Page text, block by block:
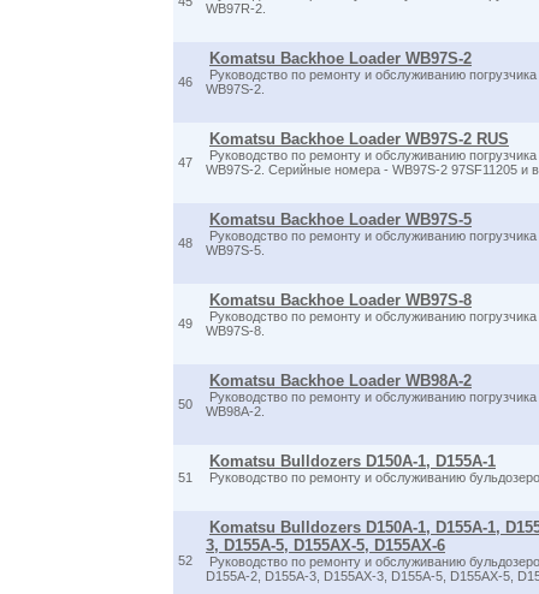
WB97R-2.
46
Komatsu Backhoe Loader WB97S-2
Руководство по ремонту и обслуживанию
WB97S-2.
47
Komatsu Backhoe Loader WB97S-2 RUS
Руководство по ремонту и обслуживанию
WB97S-2. Серийные номера - WB97S-2 97SF11205 и
48
Komatsu Backhoe Loader WB97S-5
Руководство по ремонту и обслуживанию
WB97S-5.
49
Komatsu Backhoe Loader WB97S-8
Руководство по ремонту и обслуживанию
WB97S-8.
50
Komatsu Backhoe Loader WB98A-2
Руководство по ремонту и обслуживанию
WB98A-2.
51
Komatsu Bulldozers D150A-1, D155A-1
Руководство по ремонту и обслуживанию
52
Komatsu Bulldozers D150A-1, D155A-1,
3, D155A-5, D155AX-5, D155AX-6
Руководство по ремонту и обслуживанию
D155A-2, D155A-3, D155AX-3, D155A-5, D155AX-5,